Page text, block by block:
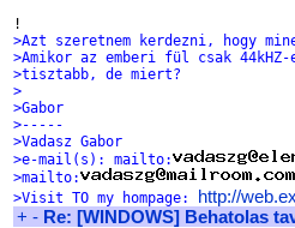
!
>Azt szeretnem kerdezni, hogy
>Amikor az emberi fül csak
>tisztabb, de miert?
>
>Gabor
>-----
>Vadasz Gabor
>e-mail(s): mailto:
>mailto:
>Visit TO my hompage: http://
+ - Re: [WINDOWS] Behatolas